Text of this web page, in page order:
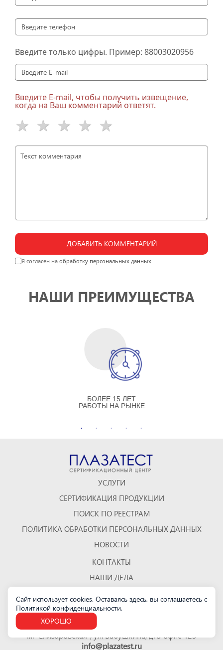
Введите только цифры. Пример: 88003020956
Введите E-mail, чтобы получить извещение,
когда на Ваш комментарий ответят.
ДОБАВИТЬ КОММЕНТАРИЙ
Я согласен на обработку персональных данных
НАШИ ПРЕИМУЩЕСТВА
БОЛЕЕ 15 ЛЕТ
РАБОТЫ НА РЫНКЕ
УСЛУГИ
СЕРТИФИКАЦИЯ ПРОДУКЦИИ
ПОИСК ПО РЕЕСТРАМ
ПОЛИТИКА ОБРАБОТКИ ПЕРСОНАЛЬНЫХ ДАННЫХ
НОВОСТИ
КОНТАКТЫ
НАШИ ДЕЛА
КАРТА САЙТА
Санкт-Петербург
м. "Елизаровская", ул. Бабушкина, д. 3 офис 423
info@plazatest.ru
Сайт использует cookies. Оставаясь здесь, вы соглашаетесь с
Политикой конфиденциальности.
ХОРОШО